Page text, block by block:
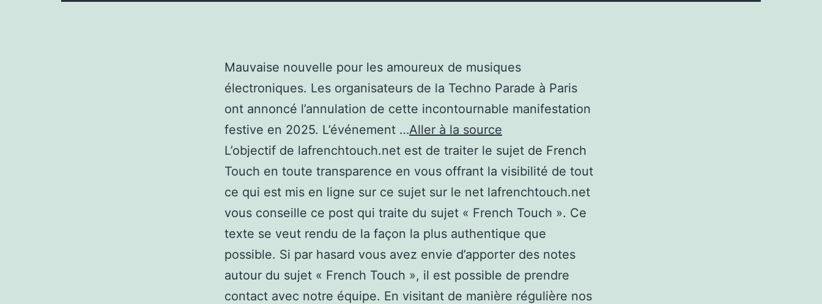
Mauvaise nouvelle pour les amoureux de musiques
électroniques. Les organisateurs de la Techno Parade à Paris
ont annoncé l’annulation de cette incontournable manifestation
festive en 2025. L’événement …Aller à la source
L’objectif de lafrenchtouch.net est de traiter le sujet de French
Touch en toute transparence en vous offrant la visibilité de tout
ce qui est mis en ligne sur ce sujet sur le net lafrenchtouch.net
vous conseille ce post qui traite du sujet « French Touch ». Ce
texte se veut rendu de la façon la plus authentique que
possible. Si par hasard vous avez envie d’apporter des notes
autour du sujet « French Touch », il est possible de prendre
contact avec notre équipe. En visitant de manière régulière nos